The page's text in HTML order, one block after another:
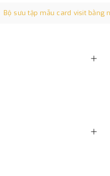
Bộ sưu tập mẫu card visit bằng